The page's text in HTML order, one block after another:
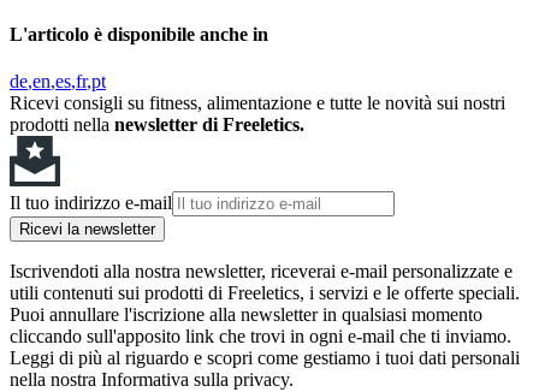
L'articolo è disponibile anche in
de en es fr pt
Ricevi consigli su fitness, alimentazione e tutte le novità sui nostri
prodotti nella newsletter di Freeletics.
Il tuo indirizzo e-mail
Ricevi la newsletter
Iscrivendoti alla nostra newsletter, riceverai e-mail personalizzate e
utili contenuti sui prodotti di Freeletics, i servizi e le offerte speciali.
Puoi annullare l'iscrizione alla newsletter in qualsiasi momento
cliccando sull'apposito link che trovi in ogni e-mail che ti inviamo.
Leggi di più al riguardo e scopri come gestiamo i tuoi dati personali
nella nostra Informativa sulla privacy.